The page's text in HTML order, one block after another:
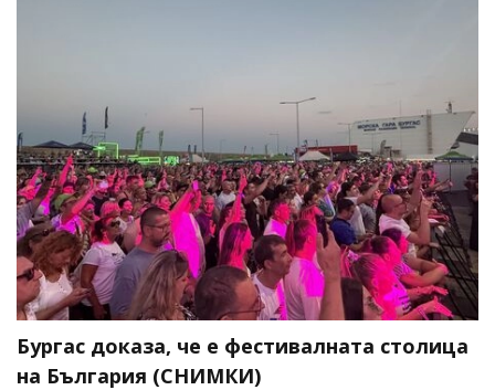
Бургас доказа, че е фестивалната столица
на България (СНИМКИ)